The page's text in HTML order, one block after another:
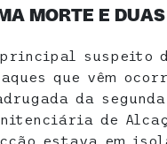
MORTE E
suspeito
que vêm
da
de
estava em